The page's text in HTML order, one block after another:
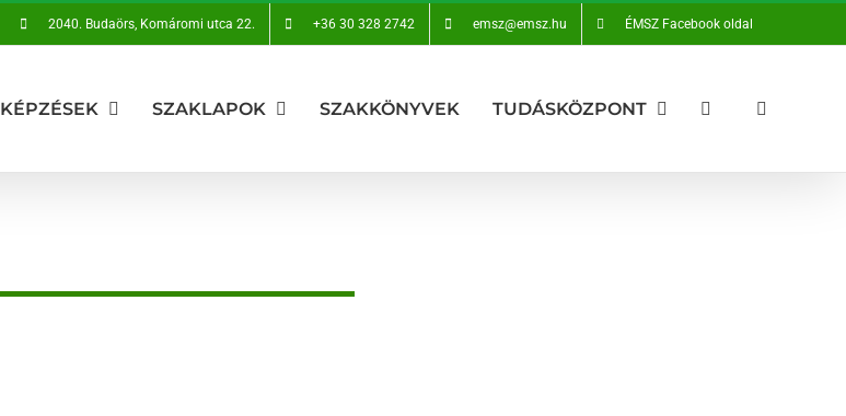
2040. Budaörs, Komáromi utca 22. +36 30 328 2742 emsz@emsz.hu ÉMSZ Facebook oldal
KÉPZÉSEK SZAKLAPOK SZAKKÖNYVEK TUDÁSKÖZPONT